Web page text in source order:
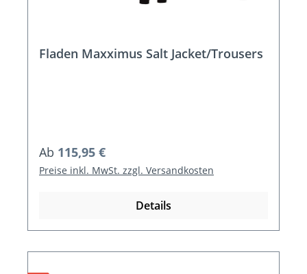
Fladen Maxximus Salt Jacket/Trousers
Regulärer Preis:
Ab 115,95 €
Preise inkl. MwSt. zzgl. Versandkosten
Details